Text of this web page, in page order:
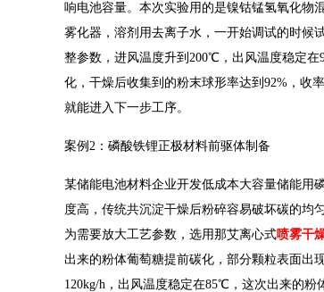
响电池容量。本次实验用的是镍钴锰氢氧化物
雾化器，溶剂用去离子水，一开始调试的时候
整参数，进风温度升到200℃，出风温度稳定
化，干燥后收集到的粉末球形率达到92%，收
就能进入下一步工序。
案例2：磷酸铁锂正极材料前驱体制备
某储能电池材料企业开发低成本大容量储能用
度高，传统共沉淀干燥后粉碎容易破坏碳的均
为需要放大工艺参数，选用那艾离心式喷雾干
出来的粉体葡萄糖提前碳化，部分颗粒表面出
120kg/h，出风温度稳定在85℃，这次出来的粉